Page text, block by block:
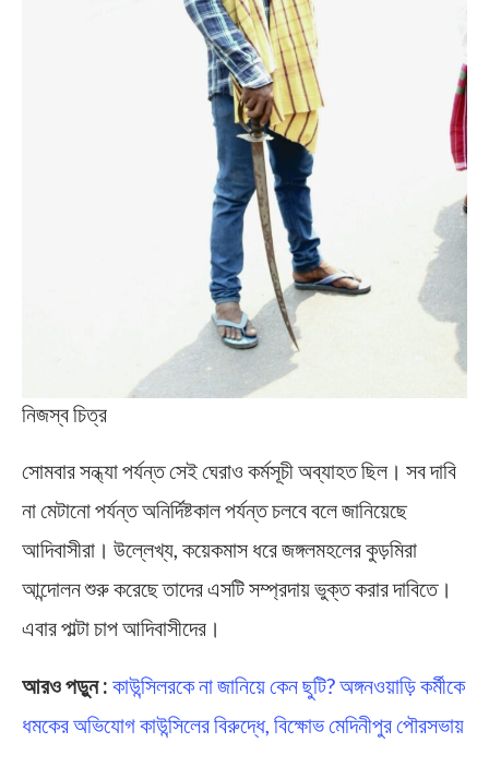
নিজস্ব চিত্র
সোমবার সন্ধ্যা পর্যন্ত সেই ঘেরাও কর্মসূচী অব্যাহত ছিল। সব দাবি
না মেটানো পর্যন্ত অনির্দিষ্টকাল পর্যন্ত চলবে বলে জানিয়েছে
আদিবাসীরা। উল্লেখ্য, কয়েকমাস ধরে জঙ্গলমহলের কুড়মিরা
আন্দোলন শুরু করেছে তাদের এসটি সম্প্রদায় ভুক্ত করার দাবিতে।
এবার পাল্টা চাপ আদিবাসীদের।
আরও পড়ুন : কাউন্সিলরকে না জানিয়ে কেন ছুটি? অঙ্গনওয়াড়ি কর্মীকে
ধমকের অভিযোগ কাউন্সিলের বিরুদ্ধে, বিক্ষোভ মেদিনীপুর পৌরসভায়